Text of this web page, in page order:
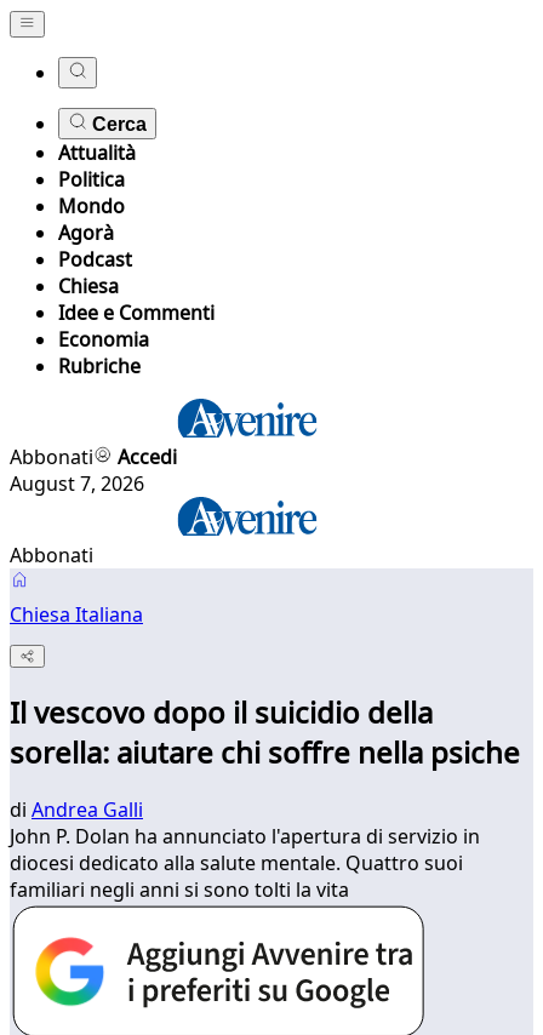
Cerca
Attualità
Politica
Mondo
Agorà
Podcast
Chiesa
Idee e Commenti
Economia
Rubriche
Abbonati
Accedi
August 7, 2026
Abbonati
Chiesa Italiana
Il vescovo dopo il suicidio della
sorella: aiutare chi soffre nella psiche
di Andrea Galli
John P. Dolan ha annunciato l'apertura di servizio in
diocesi dedicato alla salute mentale. Quattro suoi
familiari negli anni si sono tolti la vita